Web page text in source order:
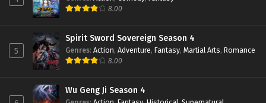
Swallowed Star Season 2 Episode 35 Subtitle
Eps 35 - November 10, 2022
Swallowed Star Season 2 Episode 34 Subtitle
8.00
5
Spirit Sword Sovereign Season 4
Genres: Action, Adventure, Fantasy, Martial Arts, Romance
8.00
Wu Geng Ji Season 4